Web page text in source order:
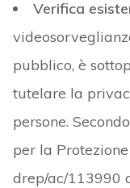
Verifica
pubblico, è
tutelare la
persone.
per la
drep/ac/113990